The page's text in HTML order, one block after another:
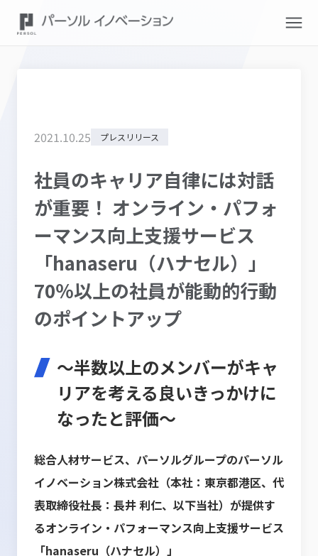
2021.10.25 プレスリリース
社員のキャリア自律には対話
が重要！ オンライン・パフォ
ーマンス向上支援サービス
「hanaseru（ハナセル）」
70％以上の社員が能動的行動
のポイントアップ
～半数以上のメンバーがキャ
リアを考える良いきっかけに
なったと評価～
総合人材サービス、パーソルグループのパーソル
イノベーション株式会社（本社：東京都港区、代
表取締役社長：長井 利仁、以下当社）が提供す
るオンライン・パフォーマンス向上支援サービス
「hanaseru（ハナセル）」